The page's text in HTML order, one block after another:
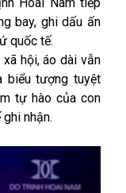
bay, ghi dấu ấn
quốc tế.
hội, áo dài vẫn
biểu tượng tuyệt
tự hào của con
nhận.